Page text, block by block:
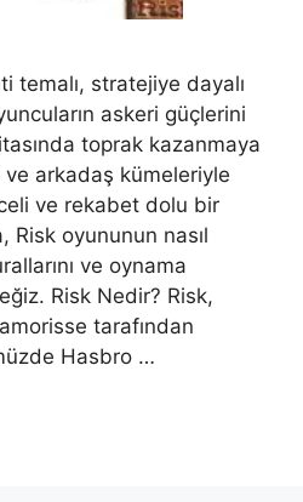
temalı, stratejiye dayalı
askeri güçlerini
toprak kazanmaya
ve arkadaş kümeleriyle
ve rekabet dolu bir
Risk oyununun nasıl
ve oynama
Risk Nedir? Risk,
tarafından
Hasbro …